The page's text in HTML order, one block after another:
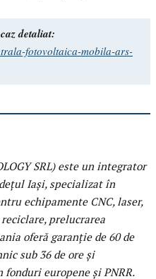
detaliat:
fotovoltaica-mobila-ars-
SRL) este un integrator
Iași, specializat în
echipamente CNC, laser,
prelucrarea
oferă garanție de 60 de
sub 36 de ore și
europene și PNRR.